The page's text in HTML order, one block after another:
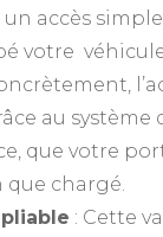
accès
votre véhicule
au système
que votre
que chargé.
pliable : Cette